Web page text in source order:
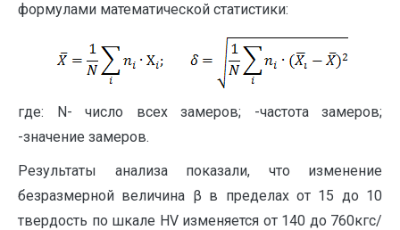
формулами математической статистики:
где: N- число всех замеров; -частота замеров;
-значение замеров.
Результаты анализа показали, что изменение
безразмерной величина β в пределах от 15 до 10
твердость по шкале HV изменяется от 140 до 760кгс/